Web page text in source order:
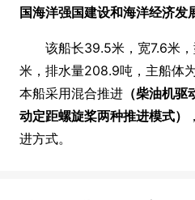
国海洋强国建设和海洋经济发
该船长39.5米，宽7.6米
米，排水量208.9吨，主船体
本船采用混合推进 （柴油机
动定距螺旋桨两种推进模式）
进方式。